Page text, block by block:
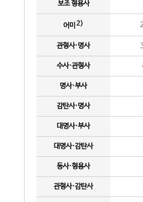
보조 형용사
어미 2)
관형사·명사
수사·관형사
명사·부사
감탄사·명사
대명사·부사
대명사·감탄사
동사·형용사
관형사·감탄사